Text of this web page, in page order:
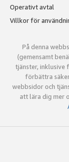
Operativt avtal
Villkor för
På denna
(gemensamt
tjänster, inklusive
förbättra
webbsidor och
att lära dig mer